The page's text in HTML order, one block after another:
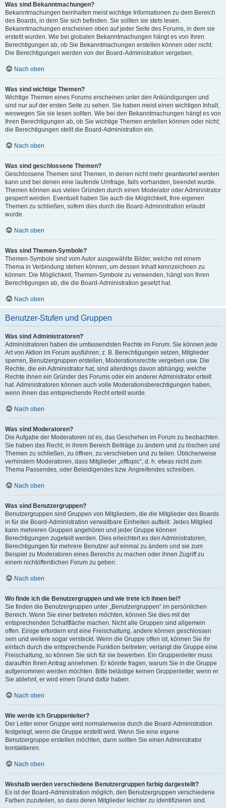
Was sind Bekanntmachungen?
Bekanntmachungen beinhalten meist wichtige Informationen zu dem Bereich
des Boards, in dem Sie sich befinden. Sie sollten sie stets lesen.
Bekanntmachungen erscheinen oben auf jeder Seite des Forums, in dem sie
erstellt wurden. Wie bei globalen Bekanntmachungen hängt es von Ihren
Berechtigungen ab, ob Sie Bekanntmachungen erstellen können oder nicht.
Die Berechtigungen werden von der Board-Administration vergeben.
Nach oben
Was sind wichtige Themen?
Wichtige Themen eines Forums erscheinen unter den Ankündigungen und
sind nur auf der ersten Seite zu sehen. Sie haben meist einen wichtigen Inhalt,
weswegen Sie sie lesen sollten. Wie bei den Bekanntmachungen hängt es von
Ihren Berechtigungen ab, ob Sie wichtige Themen erstellen können oder nicht;
die Berechtigungen stellt die Board-Administration ein.
Nach oben
Was sind geschlossene Themen?
Geschlossene Themen sind Themen, in denen nicht mehr geantwortet werden
kann und bei denen eine laufende Umfrage, falls vorhanden, beendet wurde.
Themen können aus vielen Gründen durch einen Moderator oder Administrator
gesperrt werden. Eventuell haben Sie auch die Möglichkeit, Ihre eigenen
Themen zu schließen, sofern dies durch die Board-Administration erlaubt
wurde.
Nach oben
Was sind Themen-Symbole?
Themen-Symbole sind vom Autor ausgewählte Bilder, welche mit einem
Thema in Verbindung stehen können, um dessen Inhalt kennzeichnen zu
können. Die Möglichkeit, Themen-Symbole zu verwenden, hängt von Ihren
Berechtigungen ab, die die Board-Administration gesetzt hat.
Nach oben
Benutzer-Stufen und Gruppen
Was sind Administratoren?
Administratoren haben die umfassendsten Rechte im Forum. Sie können jede
Art von Aktion im Forum ausführen; z. B. Berechtigungen setzen, Mitglieder
sperren, Benutzergruppen erstellen, Moderationsrechte vergeben usw. Die
Rechte, die ein Administrator hat, sind allerdings davon abhängig, welche
Rechte ihnen ein Gründer des Forums oder ein anderer Administrator erteilt
hat. Administratoren können auch volle Moderationsberechtigungen haben,
wenn ihnen das entsprechende Recht erteilt wurde.
Nach oben
Was sind Moderatoren?
Die Aufgabe der Moderatoren ist es, das Geschehen im Forum zu beobachten.
Sie haben das Recht, in ihrem Bereich Beiträge zu ändern und zu löschen und
Themen zu schließen, zu öffnen, zu verschieben und zu teilen. Üblicherweise
verhindern Moderatoren, dass Mitglieder „offtopic“, d. h. etwas nicht zum
Thema Passendes, oder Beleidigendes bzw. Angreifendes schreiben.
Nach oben
Was sind Benutzergruppen?
Benutzergruppen sind Gruppen von Mitgliedern, die die Mitglieder des Boards
in für die Board-Administration verwaltbare Einheiten aufteilt. Jedes Mitglied
kann mehreren Gruppen angehören und jeder Gruppe können
Berechtigungen zugeteilt werden. Dies erleichtert es den Administratoren,
Berechtigungen für mehrere Benutzer auf einmal zu ändern und sie zum
Beispiel zu Moderatoren eines Bereichs zu machen oder ihnen Zugriff zu
einem nichtöffentlichen Forum zu geben.
Nach oben
Wo finde ich die Benutzergruppen und wie trete ich ihnen bei?
Sie finden die Benutzergruppen unter „Benutzergruppen“ im persönlichen
Bereich. Wenn Sie einer beitreten möchten, können Sie dies mit der
entsprechenden Schaltfläche machen. Nicht alle Gruppen sind allgemein
offen. Einige erfordern erst eine Freischaltung, andere können geschlossen
sein und weitere sogar versteckt. Wenn die Gruppe offen ist, können Sie ihr
einfach durch die entsprechende Funktion beitreten; verlangt die Gruppe eine
Freischaltung, so können Sie sich für sie bewerben. Ein Gruppenleiter muss
daraufhin Ihren Antrag annehmen. Er könnte fragen, warum Sie in die Gruppe
aufgenommen werden möchten. Bitte belästige keinen Gruppenleiter, wenn er
Sie ablehnt, er wird einen Grund dafür haben.
Nach oben
Wie werde ich Gruppenleiter?
Der Leiter einer Gruppe wird normalerweise durch die Board-Administration
festgelegt, wenn die Gruppe erstellt wird. Wenn Sie eine eigene
Benutzergruppe erstellen möchten, dann sollten Sie einen Administrator
kontaktieren.
Nach oben
Weshalb werden verschiedene Benutzergruppen farbig dargestellt?
Es ist der Board-Administration möglich, den Benutzergruppen verschiedene
Farben zuzuteilen, so dass deren Mitglieder leichter zu identifizieren sind.